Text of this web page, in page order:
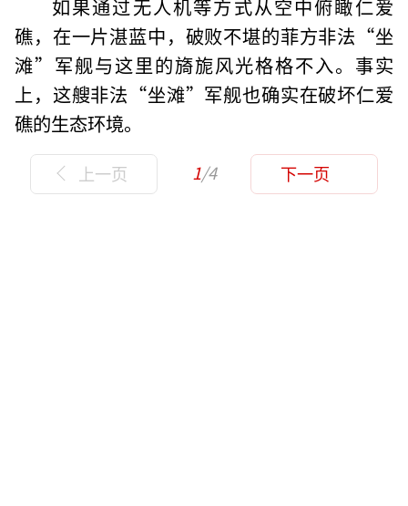
如果通过无人机等方式从空中俯瞰仁爱
礁，在一片湛蓝中，破败不堪的菲方非法“坐
滩”军舰与这里的旖旎风光格格不入。事实
上，这艘非法“坐滩”军舰也确实在破坏仁爱
礁的生态环境。
上一页 1/4 下一页